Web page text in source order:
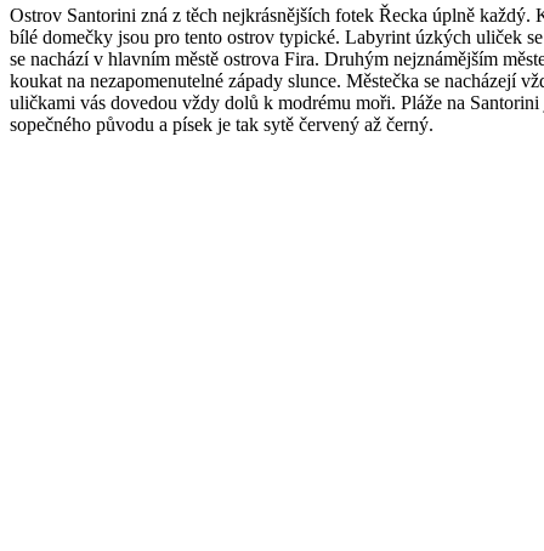
Ostrov Santorini zná z těch nejkrásnějších fotek Řecka úplně
bílé domečky jsou pro tento ostrov typické. Labyrint úzkých uliček
se nachází v hlavním městě ostrova Fira. Druhým nejznámějším
koukat na nezapomenutelné západy slunce. Městečka se nacházejí
uličkami vás dovedou vždy dolů k modrému moři. Pláže na
sopečného původu a písek je tak sytě červený až černý.